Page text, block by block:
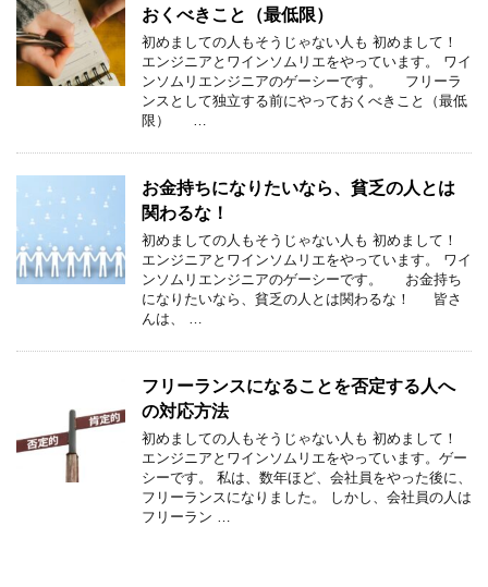
おくべきこと（最低限）
初めましての人もそうじゃない人も 初めまして！
エンジニアとワインソムリエをやっています。 ワイ
ンソムリエンジニアのゲーシーです。 フリーラ
ンスとして独立する前にやっておくべきこと（最低
限） …
お金持ちになりたいなら、貧乏の人とは
関わるな！
初めましての人もそうじゃない人も 初めまして！
エンジニアとワインソムリエをやっています。 ワイ
ンソムリエンジニアのゲーシーです。 お金持ち
になりたいなら、貧乏の人とは関わるな！ 皆さ
んは、 …
フリーランスになることを否定する人へ
の対応方法
初めましての人もそうじゃない人も 初めまして！
エンジニアとワインソムリエをやっています。ゲー
シーです。 私は、数年ほど、会社員をやった後に、
フリーランスになりました。 しかし、会社員の人は
フリーラン …